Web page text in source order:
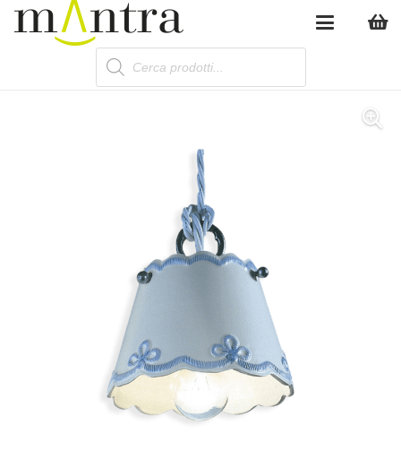
Products
search